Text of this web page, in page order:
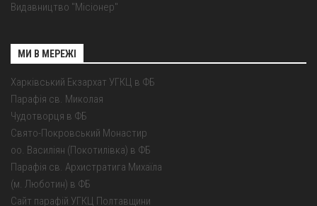
Видавництво "Місіонер"
МИ В МЕРЕЖІ
Харківський Екзархат УГКЦ в ФБ
Парафія св. Миколая
Чудотворця в ФБ
Свято-Покровський Монастир
оо. Василіян (Покотилівка) в ФБ
Парафія св. Архистратига Михаїла
(м. Люботин) в ФБ
Сайт парафій УГКЦ Полтавщини